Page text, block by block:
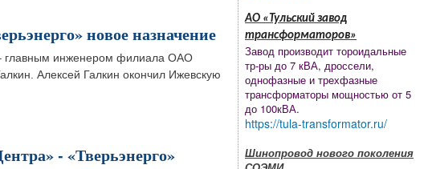
новое назначение
главным инженером филиала ОАО
Алексей Галкин окончил Ижевскую
- «Тверьэнерго»
АО «Тульский завод
трансформаторов»
Завод производит тороидальные
тр-ры до 7 кВА, дроссели,
однофазные и трехфазные
трансформаторы мощностью от 5
до 100кВА.
https://tula-transformator.ru/
Шинопровод нового поколения